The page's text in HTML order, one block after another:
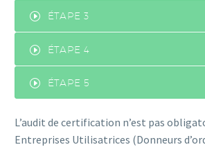
ÉTAPE 3
ÉTAPE 4
ÉTAPE 5
L’audit de certification n’est pas
Entreprises Utilisatrices (Donneurs